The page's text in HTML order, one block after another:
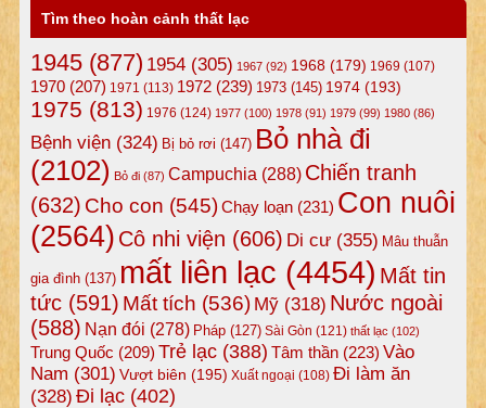
Tìm theo hoàn cảnh thất lạc
1945(877) 1954(305) 1967(92) 1968(179) 1969 (107)
1970(207) 1971 (113) 1972(239) 1973(145) 1974(193)
1975 (813) 1976 (124) 1977(100) 1978(91) 1979(99) 1980(86)
Bệnh viện(324) Bị bỏ rơi (147) Bỏ nhà đi
(2102) Bỏ đi(87) Campuchia (288) Chiến tranh
(632) Cho con (545)Chạy loạn(231) Con nuôi
(2564) Cô nhi viện (606) Di cư(355) Mâu thuẫn
gia đình(137) mất liên lạc (4454) Mất tin
tức(591) Mất tích (536) Mỹ(318) Nước ngoài
(588) Nạn đói (278) Pháp(127) Sài Gòn (121) thất lạc (102)
Trung Quốc (209) Trẻ lạc(388) Tâm thần(223) Vào
Nam (301) Vượt biên (195) Xuất ngoại (108) Đi làm ăn
(328) Đi lạc(402)